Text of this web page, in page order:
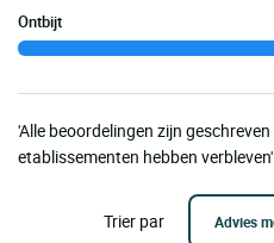
Ontbijt
'Alle beoordelingen zijn
etablissementen hebben verbleven'
Trier par